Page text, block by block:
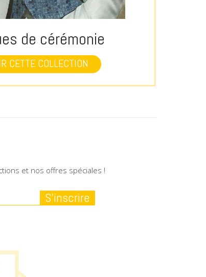
de cérémonie
CETTE COLLECTION
et nos offres spéciales !